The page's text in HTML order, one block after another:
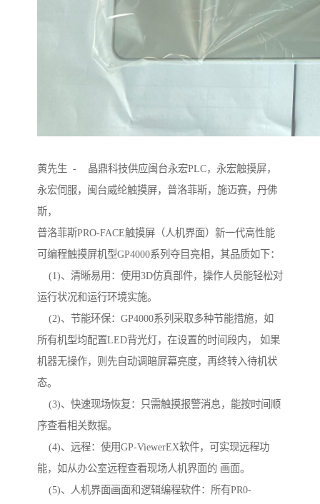
黄先生 - 晶鼎科技供应闽台永宏PLC，永宏触摸屏，
永宏伺服，闽台威纶触摸屏，普洛菲斯，施迈赛，丹佛
斯，
普洛菲斯PRO-FACE触摸屏（人机界面）新一代高性能
可编程触摸屏机型GP4000系列夺目亮相，其品质如下：
(1)、清晰易用：使用3D仿真部件，操作人员能轻松对
运行状况和运行环境实施。
(2)、节能环保：GP4000系列采取多种节能措施，如
所有机型均配置LED背光灯，在设置的时间段内， 如果
机器无操作，则先自动调暗屏幕亮度，再终转入待机状
态。
(3)、快速现场恢复：只需触摸报警消息，能按时间顺
序查看相关数据。
(4)、远程：使用GP-ViewerEX软件，可实现远程功
能，如从办公室远程查看现场人机界面的 画面。
(5)、人机界面画面和逻辑编程软件：所有PR0-